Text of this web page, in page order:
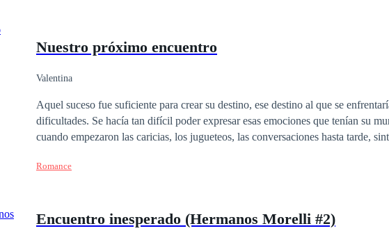
Nuestro próximo encuentro
Valentina
Aquel suceso fue suficiente para crear su destino, ese destino al que se
dificultades. Se hacía tan difícil poder expresar esas emociones que tenían su mundo hecho un desastre, porque
cuando empezaron las caricias, los jugueteos, las conversaciones hasta tarde,
completamente vulnerable, y solo por amar a alguien más. Pensaban que ocultar sus sentimientos y hacer como
Romance
Encuentro inesperado (Hermanos Morelli #2)